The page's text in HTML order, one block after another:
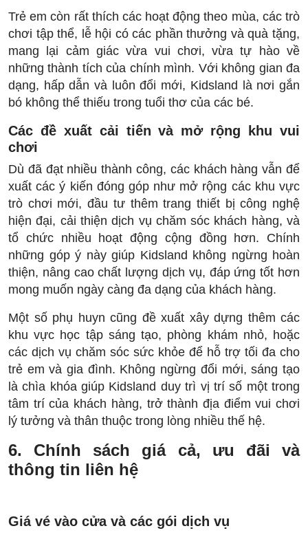
Trẻ em còn rất thích các hoạt động theo mùa, các trò
chơi tập thể, lễ hội có các phần thưởng và quà tặng,
mang lại cảm giác vừa vui chơi, vừa tự hào về
những thành tích của chính mình. Với không gian đa
dạng, hấp dẫn và luôn đổi mới, Kidsland là nơi gắn
bó không thể thiếu trong tuổi thơ của các bé.
Các đề xuất cải tiến và mở rộng khu vui
chơi
Dù đã đạt nhiều thành công, các khách hàng vẫn để
xuất các ý kiến đóng góp như mở rộng các khu vực
trò chơi mới, đầu tư thêm trang thiết bị công nghệ
hiện đại, cải thiện dịch vụ chăm sóc khách hàng, và
tổ chức nhiều hoạt động cộng đồng hơn. Chính
những góp ý này giúp Kidsland không ngừng hoàn
thiện, nâng cao chất lượng dịch vụ, đáp ứng tốt hơn
mong muốn ngày càng đa dạng của khách hàng.
Một số phụ huyn cũng đề xuất xây dựng thêm các
khu vực học tập sáng tạo, phòng khám nhỏ, hoặc
các dịch vụ chăm sóc sức khỏe để hỗ trợ tối đa cho
trẻ em và gia đình. Không ngừng đổi mới, sáng tạo
là chìa khóa giúp Kidsland duy trì vị trí số một trong
tâm trí của khách hàng, trở thành địa điểm vui chơi
lý tưởng và thân thuộc trong lòng nhiều thế hệ.
6. Chính sách giá cả, ưu đãi và
thông tin liên hệ
Giá vé vào cửa và các gói dịch vụ